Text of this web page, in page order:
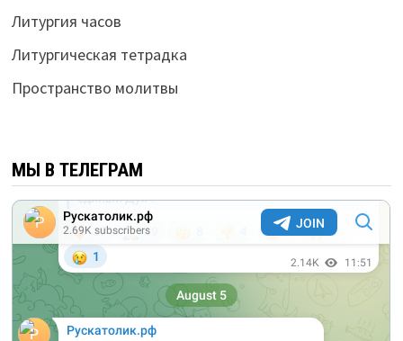
Литургия часов
Литургическая тетрадка
Пространство молитвы
МЫ В ТЕЛЕГРАМ